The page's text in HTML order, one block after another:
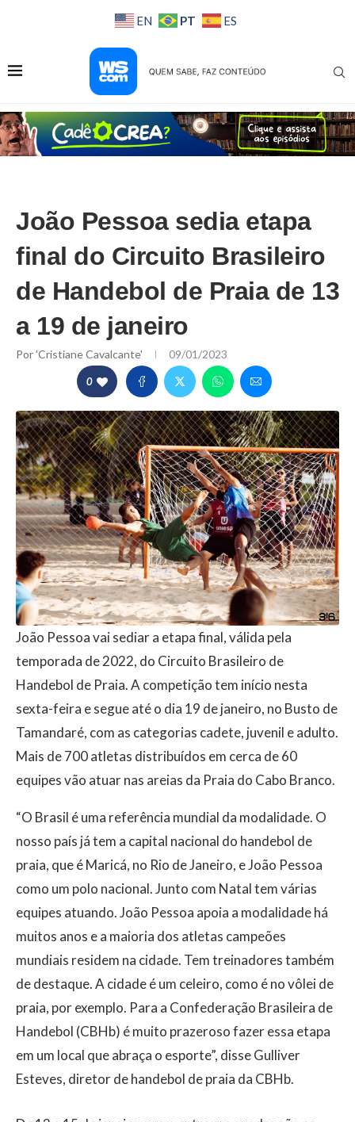
EN PT ES
João Pessoa sedia etapa
final do Circuito Brasileiro
de Handebol de Praia de 13
a 19 de janeiro
Por'Cristiane Cavalcante' 09/01/2023
0
João Pessoa vai sediar a etapa final, válida pela
temporada de 2022, do Circuito Brasileiro de
Handebol de Praia. A competição tem início nesta
sexta-feira e segue até o dia 19 de janeiro, no Busto de
Tamandaré, com as categorias cadete, juvenil e adulto.
Mais de 700 atletas distribuídos em cerca de 60
equipes vão atuar nas areias da Praia do Cabo Branco.
“O Brasil é uma referência mundial da modalidade. O
nosso país já tem a capital nacional do handebol de
praia, que é Maricá, no Rio de Janeiro, e João Pessoa
como um polo nacional. Junto com Natal tem várias
equipes atuando. João Pessoa apoia a modalidade há
muitos anos e a maioria dos atletas campeões
mundiais residem na cidade. Tem treinadores também
de destaque. A cidade é um celeiro, como é no vôlei de
praia, por exemplo. Para a Confederação Brasileira de
Handebol (CBHb) é muito prazeroso fazer essa etapa
em um local que abraça o esporte”, disse Gulliver
Esteves, diretor de handebol de praia da CBHb.